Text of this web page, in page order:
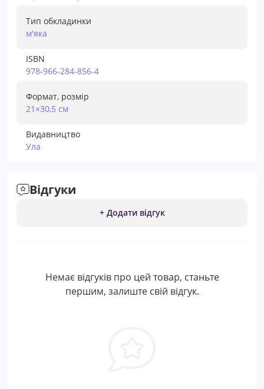
Тип обкладинки
м'яка
ISBN
978-966-284-856-4
Формат, розмір
21×30,5 см
Видавництво
Ула
Відгуки
+ Додати відгук
Немає відгуків про цей товар, станьте
першим, залиште свій відгук.